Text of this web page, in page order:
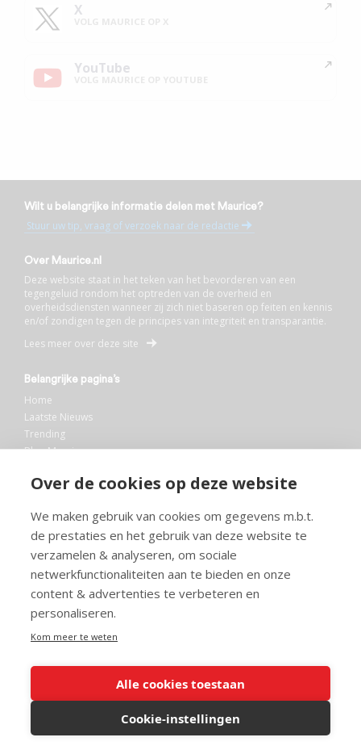
Over de cookies op deze website
We maken gebruik van cookies om gegevens m.b.t.
de prestaties en het gebruik van deze website te
verzamelen & analyseren, om sociale
netwerkfunctionaliteiten aan te bieden en onze
content & advertenties te verbeteren en
personaliseren.
Kom meer te weten
Alle cookies toestaan
Cookie-instellingen
X
YouTube
Wilt u belangrijke informatie delen met Maurice?
Stuur uw tip, vraag of verzoek naar de redactie
Over Maurice.nl
Deze website staat in het teken van het bevorderen van een
tegengeluid rondom het optreden van de overheid en
overheidsdiensten wanneer zij zich niet baseren op feiten en kennis
en/of zondigen tegen de principes van integriteit en transparantie.
Lees meer over deze site
Belangrijke pagina’s
Home
Laatste Nieuws
Trending
Blog Maurice
Bibliotheek
Info en service
FAQ
Doneren
Privacy
Voorwaarden
Meedoen
© 2026 Maurice.nl - Alle rechten voorbehouden. Op alle artikelen rust
copyright. Voor meer info, mail naarcontact@maurice.nl.